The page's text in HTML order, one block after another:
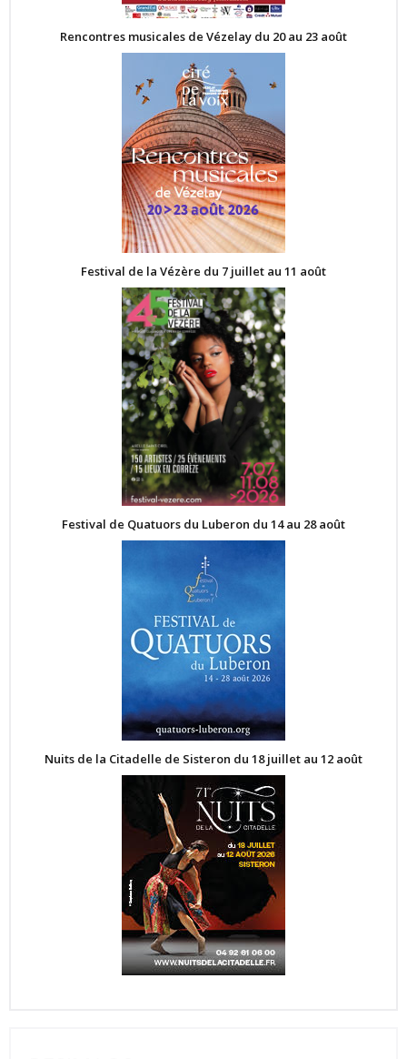
Rencontres musicales de Vézelay du 20 au 23 août
Festival de la Vézère du 7 juillet au 11 août
Festival de Quatuors du Luberon du 14 au 28 août
Nuits de la Citadelle de Sisteron du 18 juillet au 12 août